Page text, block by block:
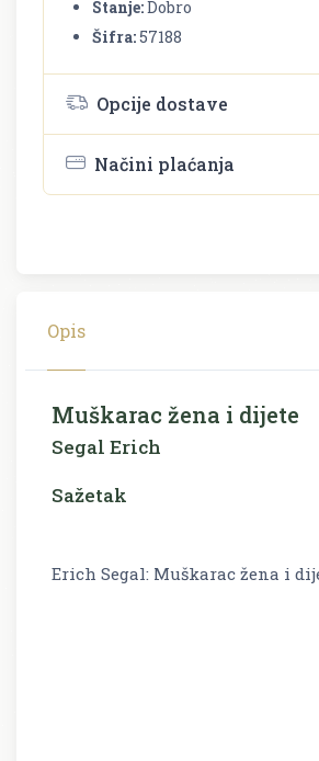
Stanje:Dobro
Šifra:57188
Opcije dostave
Načini plaćanja
Opis
Muškarac žena i dijete
Segal Erich
Sažetak
Erich Segal: Muškarac žena i